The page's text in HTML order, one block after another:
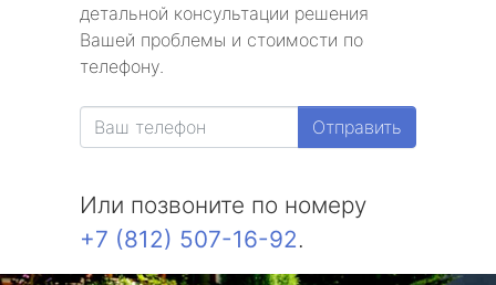
детальной консультации решения
Вашей проблемы и стоимости по
телефону.
Отправить
Или позвоните по номеру
+7 (812) 507-16-92.